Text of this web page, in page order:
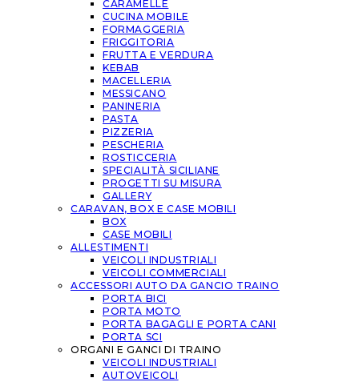
CARAMELLE
CUCINA MOBILE
FORMAGGERIA
FRIGGITORIA
FRUTTA E VERDURA
KEBAB
MACELLERIA
MESSICANO
PANINERIA
PASTA
PIZZERIA
PESCHERIA
ROSTICCERIA
SPECIALITÀ SICILIANE
PROGETTI SU MISURA
GALLERY
CARAVAN, BOX E CASE MOBILI
BOX
CASE MOBILI
ALLESTIMENTI
VEICOLI INDUSTRIALI
VEICOLI COMMERCIALI
ACCESSORI AUTO DA GANCIO TRAINO
PORTA BICI
PORTA MOTO
PORTA BAGAGLI E PORTA CANI
PORTA SCI
ORGANI E GANCI DI TRAINO
VEICOLI INDUSTRIALI
AUTOVEICOLI